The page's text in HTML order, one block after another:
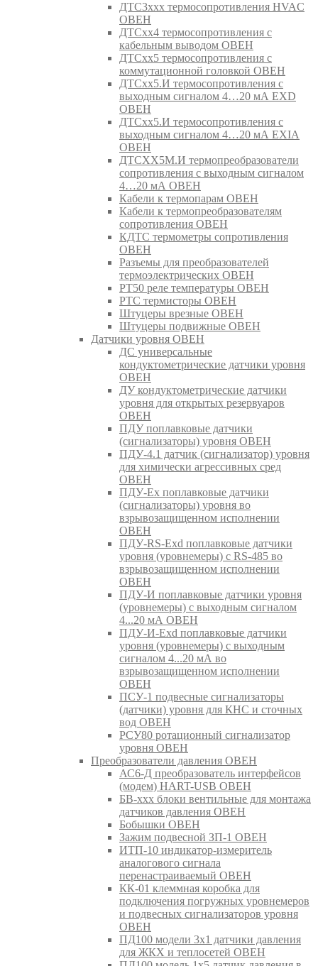
ДТС3ххх термосопротивления HVAC
ОВЕН
ДТСхх4 термосопротивления с
кабельным выводом ОВЕН
ДТСхх5 термосопротивления с
коммутационной головкой ОВЕН
ДТСхх5.И термосопротивления с
выходным сигналом 4…20 мА EXD
ОВЕН
ДТСхх5.И термосопротивления с
выходным сигналом 4…20 мА EXIA
ОВЕН
ДТСХХ5М.И термопреобразователи
сопротивления с выходным сигналом
4…20 мА ОВЕН
Кабели к термопарам ОВЕН
Кабели к термопреобразователям
сопротивления ОВЕН
КДТС термометры сопротивления
ОВЕН
Разъемы для преобразователей
термоэлектрических ОВЕН
РТ50 реле температуры ОВЕН
РТС термисторы ОВЕН
Штуцеры врезные ОВЕН
Штуцеры подвижные ОВЕН
Датчики уровня ОВЕН
ДС универсальные
кондуктометрические датчики уровня
ОВЕН
ДУ кондуктометрические датчики
уровня для открытых резервуаров
ОВЕН
ПДУ поплавковые датчики
(сигнализаторы) уровня ОВЕН
ПДУ-4.1 датчик (сигнализатор) уровня
для химически агрессивных сред
ОВЕН
ПДУ-Ex поплавковые датчики
(сигнализаторы) уровня во
взрывозащищенном исполнении
ОВЕН
ПДУ-RS-Exd поплавковые датчики
уровня (уровнемеры) с RS-485 во
взрывозащищенном исполнении
ОВЕН
ПДУ-И поплавковые датчики уровня
(уровнемеры) с выходным сигналом
4...20 мА ОВЕН
ПДУ-И-Exd поплавковые датчики
уровня (уровнемеры) с выходным
сигналом 4...20 мА во
взрывозащищенном исполнении
ОВЕН
ПСУ-1 подвесные сигнализаторы
(датчики) уровня для КНС и сточных
вод ОВЕН
РСУ80 ротационный сигнализатор
уровня ОВЕН
Преобразователи давления ОВЕН
АС6-Д преобразователь интерфейсов
(модем) HART-USB ОВЕН
БВ-ххх блоки вентильные для монтажа
датчиков давления ОВЕН
Бобышки ОВЕН
Зажим подвесной ЗП-1 ОВЕН
ИТП-10 индикатор-измеритель
аналогового сигнала
перенастраиваемый ОВЕН
КК-01 клеммная коробка для
подключения погружных уровнемеров
и подвесных сигнализаторов уровня
ОВЕН
ПД100 модели 3х1 датчики давления
для ЖКХ и теплосетей ОВЕН